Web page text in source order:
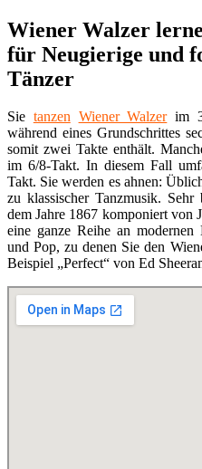
Wiener Walzer
für Neugierige und
Tänzer
Sie tanzen Wiener Walzerim 3/
während eines Grundschrittes
somit zwei Takte enthält.
im 6/8-Takt. In diesem Fall
Takt. Sie werden es ahnen:
zu klassischer Tanzmusik.
dem Jahre 1867 komponiert von
eine ganze Reihe an
und Pop, zu denen Sie den
Beispiel „Perfect“ von Ed